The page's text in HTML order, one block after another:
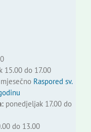
15.00 do 17.00
Raspored sv.
ponedjeljak 17.00 do
do 13.00